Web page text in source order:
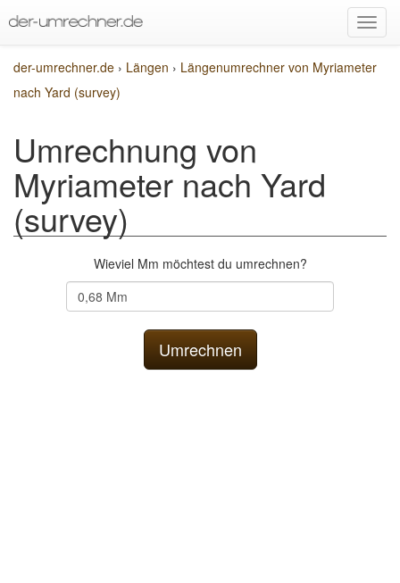
der-umrechner.de › Längen › Längenumrechner von Myriameter
nach Yard (survey)
Umrechnung von
Myriameter nach Yard
(survey)
Wieviel Mm möchtest du umrechnen?